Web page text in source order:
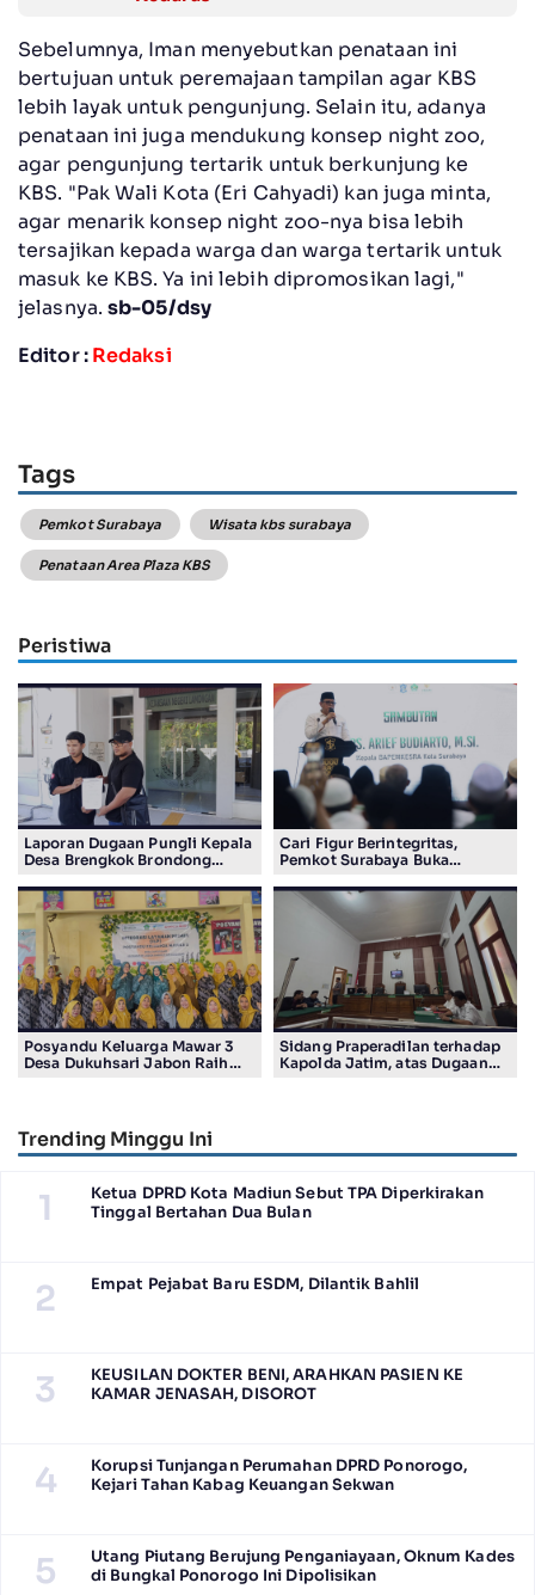
Sebelumnya, Iman menyebutkan penataan ini
bertujuan untuk peremajaan tampilan agar KBS
lebih layak untuk pengunjung. Selain itu, adanya
penataan ini juga mendukung konsep night zoo,
agar pengunjung tertarik untuk berkunjung ke
KBS. "Pak Wali Kota (Eri Cahyadi) kan juga minta,
agar menarik konsep night zoo-nya bisa lebih
tersajikan kepada warga dan warga tertarik untuk
masuk ke KBS. Ya ini lebih dipromosikan lagi,"
jelasnya. sb-05/dsy
Editor :Redaksi
Tags
Pemkot Surabaya Wisata kbs surabaya
Penataan Area Plaza KBS
Peristiwa
Laporan Dugaan Pungli Kepala
Desa Brengkok Brondong
Lamongan
Cari Figur Berintegritas,
Pemkot Surabaya Buka
BAZNAS Periode 2026–2031
Posyandu Keluarga Mawar 3
Desa Dukuhsari Jabon Raih
Sidang Praperadilan terhadap
Kapolda Jatim, atas Dugaan
Trending Minggu Ini
1
Ketua DPRD Kota Madiun Sebut TPA Diperkirakan
Tinggal Bertahan Dua Bulan
2 Empat Pejabat Baru ESDM, Dilantik Bahlil
3
KEUSILAN DOKTER BENI, ARAHKAN PASIEN KE
KAMAR JENASAH, DISOROT
4
Korupsi Tunjangan Perumahan DPRD Ponorogo,
Kejari Tahan Kabag Keuangan Sekwan
5
Utang Piutang Berujung Penganiayaan, Oknum Kades
di Bungkal Ponorogo Ini Dipolisikan